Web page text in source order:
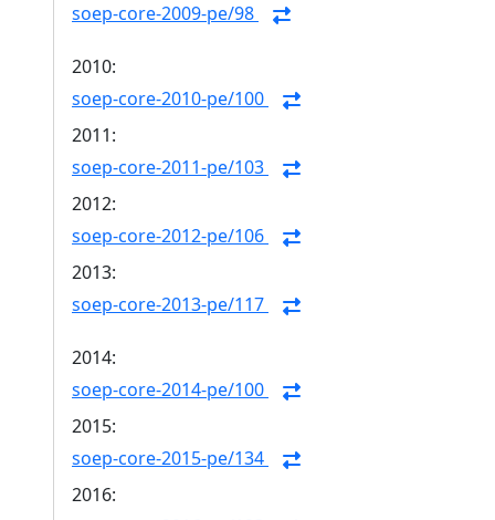
soep-core-2009-pe/98
2010:
soep-core-2010-pe/100
2011:
soep-core-2011-pe/103
2012:
soep-core-2012-pe/106
2013:
soep-core-2013-pe/117
2014:
soep-core-2014-pe/100
2015:
soep-core-2015-pe/134
2016: